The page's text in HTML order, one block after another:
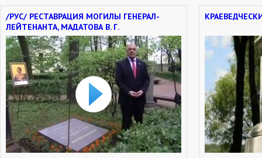
/РУС/ РЕСТАВРАЦИЯ МОГИЛЫ ГЕНЕРАЛ-
ЛЕЙТЕНАНТА, МАДАТОВА В. Г.